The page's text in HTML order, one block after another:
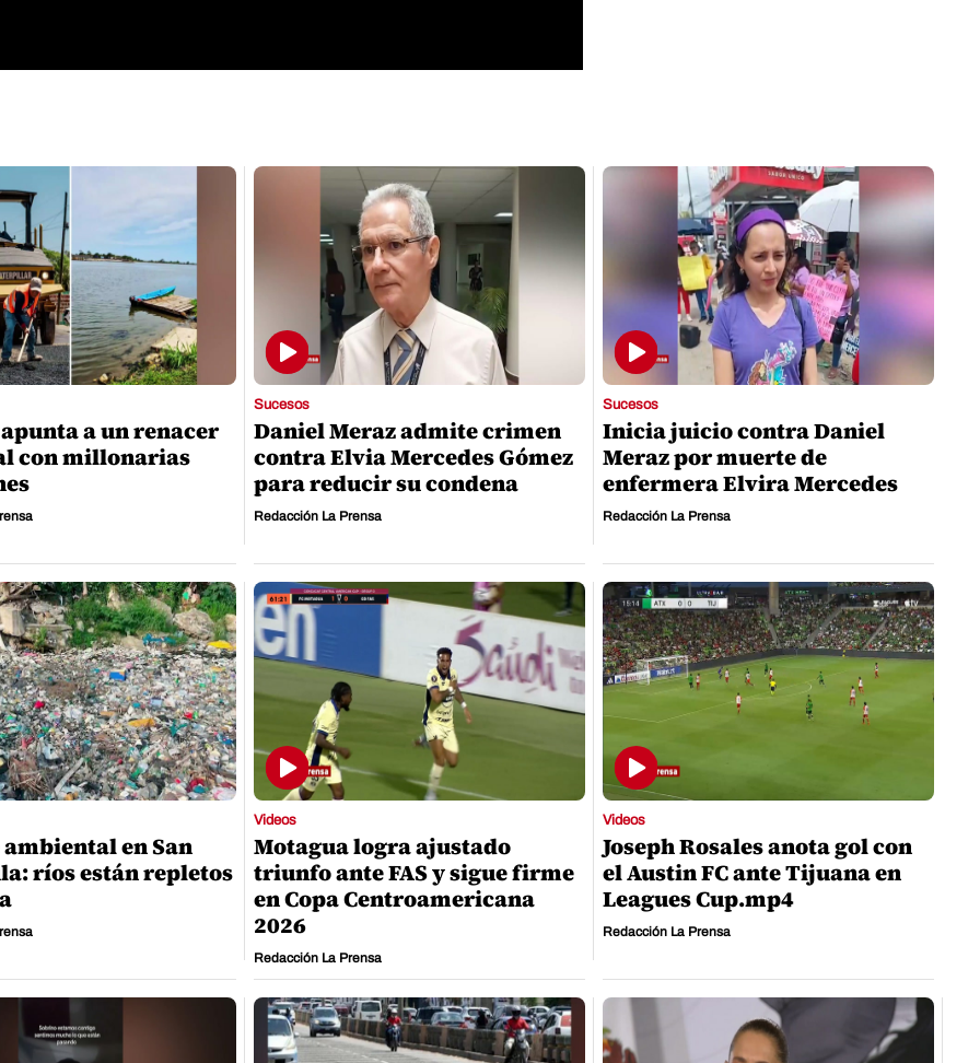
a un renacer
con millonarias
Sucesos
Daniel Meraz admite crimen
contra Elvia Mercedes Gómez
para reducir su condena
Redacción La Prensa
Sucesos
Inicia juicio contra Daniel
Meraz por muerte de
enfermera Elvira Mercedes
Redacción La Prensa
en San
ríos están repletos
Videos
Motagua logra ajustado
triunfo ante FAS y sigue firme
en Copa Centroamericana
2026
Redacción La Prensa
Videos
Joseph Rosales anota gol con
el Austin FC ante Tijuana en
Leagues Cup.mp4
Redacción La Prensa